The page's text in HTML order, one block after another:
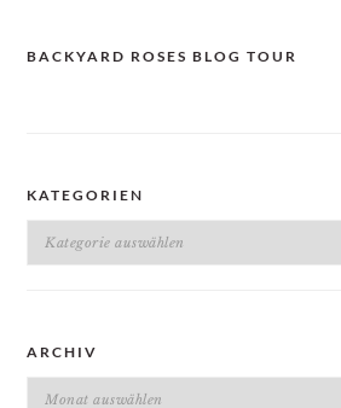
BACKYARD ROSES BLOG TOUR
KATEGORIEN
Kategorien
ARCHIV
Archiv